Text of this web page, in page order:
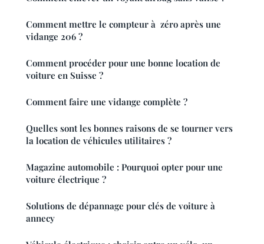
Comment mettre le compteur à zéro après une
vidange 206 ?
Comment procéder pour une bonne location de
voiture en Suisse ?
Comment faire une vidange complète ?
Quelles sont les bonnes raisons de se tourner vers
la location de véhicules utilitaires ?
Magazine automobile : Pourquoi opter pour une
voiture électrique ?
Solutions de dépannage pour clés de voiture à
annecy